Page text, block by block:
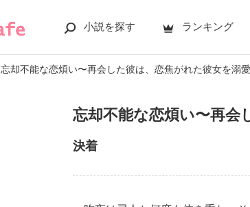
小説を探す ランキング
忘却不能な恋煩い〜再会した彼は、恋焦がれた彼女を溺
忘却不能な恋煩い〜再会
決着